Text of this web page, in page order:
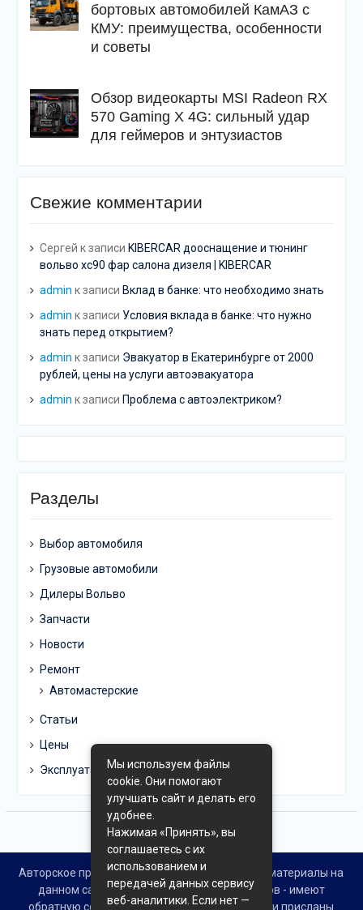
бортовых автомобилей КамАЗ с
КМУ: преимущества, особенности
и советы
Обзор видеокарты MSI Radeon RX
570 Gaming X 4G: сильный удар
для геймеров и энтузиастов
Свежие комментарии
Сергей к записи KIBERCAR дооснащение и тюнинг
вольво хс90 фар салона дизеля | KIBERCAR
admin к записи Вклад в банке: что необходимо знать
admin к записи Условия вклада в банке: что нужно
знать перед открытием?
admin к записи Эвакуатор в Екатеринбурге от 2000
рублей, цены на услуги автоэвакуатора
admin к записи Проблема с автоэлектриком?
Разделы
Выбор автомобиля
Грузовые автомобили
Дилеры Вольво
Запчасти
Новости
Ремонт
Автомастерские
Статьи
Цены
Эксплуатация
Авторское право © Все права защищены. Все материалы на
данном сайте взяты из открытых источников - имеют
обратную ссылку на материал в интернете или присланы
Мы используем файлы
cookie. Они помогают
улучшать сайт и делать его
удобнее.
Нажимая «Принять», вы
соглашаетесь с их
использованием и
передачей данных сервису
веб-аналитики. Если нет —